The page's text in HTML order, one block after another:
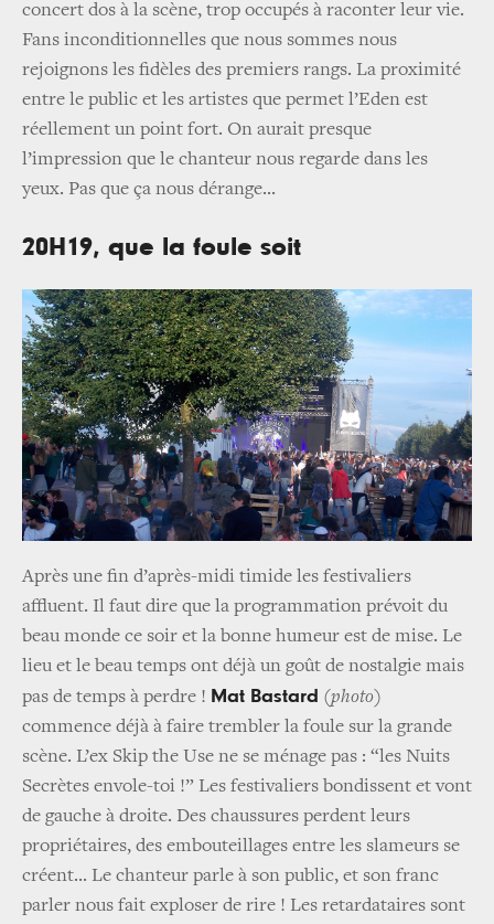
concert dos à la scène, trop occupés à raconter leur vie.
Fans inconditionnelles que nous sommes nous
rejoignons les fidèles des premiers rangs. La proximité
entre le public et les artistes que permet l’Eden est
réellement un point fort. On aurait presque
l’impression que le chanteur nous regarde dans les
yeux. Pas que ça nous dérange...
20H19, que la foule soit
Après une fin d’après-midi timide les festivaliers
affluent. Il faut dire que la programmation prévoit du
beau monde ce soir et la bonne humeur est de mise. Le
lieu et le beau temps ont déjà un goût de nostalgie mais
pas de temps à perdre ! Mat Bastard (photo)
commence déjà à faire trembler la foule sur la grande
scène. L’ex Skip the Use ne se ménage pas : “les Nuits
Secrètes envole-toi !” Les festivaliers bondissent et vont
de gauche à droite. Des chaussures perdent leurs
propriétaires, des embouteillages entre les slameurs se
créent... Le chanteur parle à son public, et son franc
parler nous fait exploser de rire ! Les retardataires sont